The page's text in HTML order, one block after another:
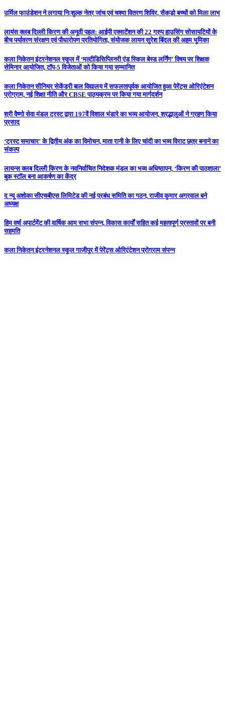
उर्मिल फाउंडेशन ने लगाया निःशुल्क नेत्र जांच एवं चश्मा वितरण शिविर, सैकड़ो बच्चों को मिला लाभ
लायंस क्लब दिल्ली किरण की अनूठी पहल: आईपी एक्सटेंशन की 22 ग्रुप हाउसिंग सोसायटियों के
बीच पर्यावरण संरक्षण एवं पौधारोपण प्रतियोगिता, संयोजक लायन सुरेश बिंदल की अहम भूमिका
कला निकेतन इंटरनेशनल स्कूल में ‘मल्टीडिसिप्लिनरी एंड स्किल बेस्ड लर्निंग’ विषय पर शिक्षक
सेमिनार आयोजित, टॉप-5 विजेताओं को किया गया सम्मानित
कला निकेतन सीनियर सेकेंडरी बाल विद्यालय में सफलतापूर्वक आयोजित हुआ पेरेंट्स ओरिएंटेशन
प्रोग्राम, नई शिक्षा नीति और CBSE पाठ्यक्रम पर किया गया मार्गदर्शन
श्री वैष्णो सेवा मंडल ट्रस्ट द्वारा 197वें विशाल भंडारे का भव्य आयोजन, श्रद्धालुओं ने ग्रहण किया
प्रसाद
‘ट्रस्ट समाचार’ के द्वितीय अंक का विमोचन, माता रानी के लिए चांदी का भव्य विराट छत्र बनाने का
संकल्प
लायन्स क्लब दिल्ली किरण के नवनिर्वाचित निदेशक मंडल का भव्य अधिष्ठापन, ‘किरण की पाठशाला’
बुक स्टॉल बना आकर्षण का केंद्र
द न्यू अशोका सीएचबीएस लिमिटेड की नई प्रबंध समिति का गठन, राजीव कुमार अग्रवाल बने
अध्यक्ष
हिम वर्षा अपार्टमेंट की वार्षिक आम सभा संपन्न, विकास कार्यों सहित कई महत्वपूर्ण प्रस्तावों पर बनी
सहमति
कला निकेतन इंटरनेशनल स्कूल गाजीपुर में पेरेंट्स ओरिएंटेशन प्रोग्राम संपन्न